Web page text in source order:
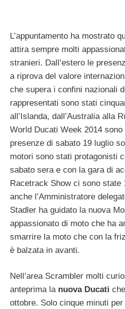
L’appuntamento ha mostrato
attira sempre molti
stranieri. Dall’estero le
a riprova del valore
che supera i confini nazionali
rappresentati sono stati
all’Islanda, dall’Australia alla
World Ducati Week 2014
presenze di sabato 19 luglio
motori sono stati protagonisti
sabato sera e con la gara di
Racetrack Show ci sono state
anche l’Amministratore
Stadler ha guidato la nuova
appassionato di moto che ha
smarrire la moto che con la
è balzata in avanti.
Nell’area Scrambler molti
anteprima la nuova Ducati
ottobre. Solo cinque minuti